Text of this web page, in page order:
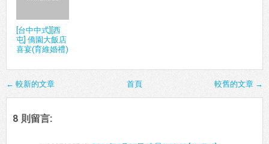
[台中中式][西
屯] 僑園大飯店
喜宴(育維婚禮)
← 較新的文章 較舊的文章 →
首頁
8 則留言: